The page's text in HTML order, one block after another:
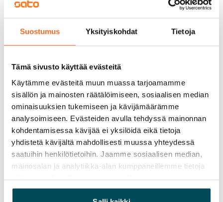
Suostumus Yksityiskohdat Tietoja
Tämä sivusto käyttää evästeitä
Käytämme evästeitä muun muassa tarjoamamme
sisällön ja mainosten räätälöimiseen, sosiaalisen median
ominaisuuksien tukemiseen ja kävijämäärämme
analysoimiseen. Evästeiden avulla tehdyssä mainonnan
kohdentamisessa kävijää ei yksilöidä eikä tietoja
yhdistetä kävijältä mahdollisesti muussa yhteydessä
saatuihin henkilötietoihin. Jaamme sosiaalisen median,
mainosalan ja analytiikka-alan kumppaneillemme tietoja
yhdistää näitä tietoja muihin tietoihin, joita olet antanut
Vuokrattu
Ei
Vuokra
Vuokravakuus
0 €, (yrityksille min. 1 kk vuokra)
Kotivakuutus
Pakollinen, ei sisälly vuokraan
Vesimaksu
Kulutuksen mukaan